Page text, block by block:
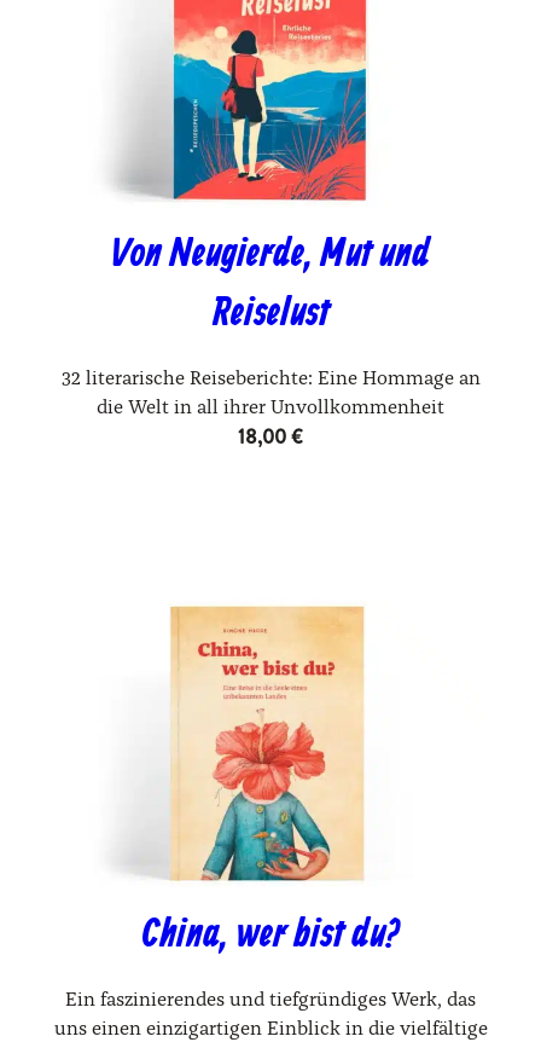
Von Neugierde, Mut und
Reiselust
32 literarische Reiseberichte: Eine Hommage an
die Welt in all ihrer Unvollkommenheit
18,00€
China, wer bist du?
Ein faszinierendes und tiefgründiges Werk, das
uns einen einzigartigen Einblick in die vielfältige